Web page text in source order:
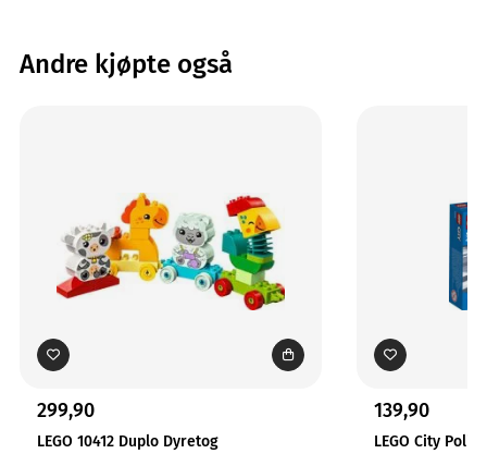
Andre kjøpte også
299,90
LEGO 10412 Duplo Dyretog
139,90
LEGO City